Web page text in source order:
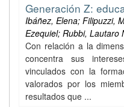
Generación Z:
Ibáñez, Elena; Filipuzzi,
Ezequiel; Rubbi, Lautaro
Con relación a la
concentra sus
vinculados con la
valorados por los
resultados que ...